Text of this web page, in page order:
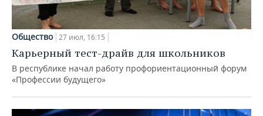
Общество 27 июл, 16:15
Карьерный тест-драйв для школьников
В республике начал работу профориентационный форум
«Профессии будущего»